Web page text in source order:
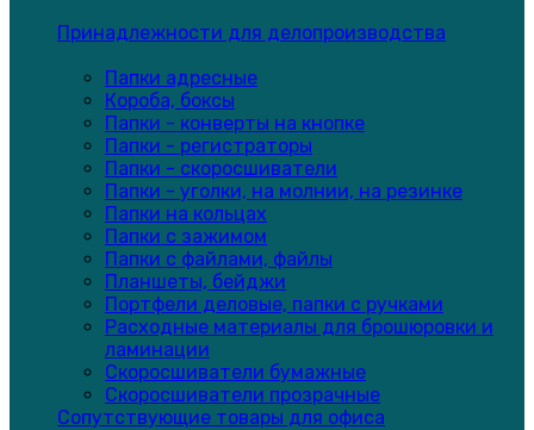
Принадлежности для делопроизводства
Папки адресные
Короба, боксы
Папки - конверты на кнопке
Папки - регистраторы
Папки - скоросшиватели
Папки - уголки, на молнии, на резинке
Папки на кольцах
Папки с зажимом
Папки с файлами, файлы
Планшеты, бейджи
Портфели деловые, папки с ручками
Расходные материалы для брошюровки и
ламинации
Скоросшиватели бумажные
Скоросшиватели прозрачные
Сопутствующие товары для офиса